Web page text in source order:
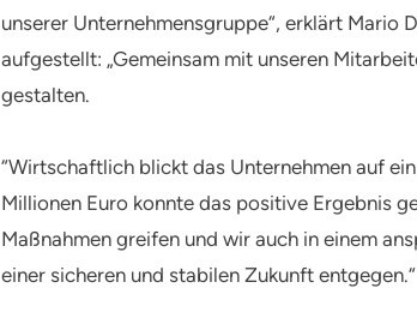
unserer Unternehmensgruppe“, erklärt Mario
aufgestellt: „Gemeinsam mit unseren
gestalten.
“Wirtschaftlich blickt das Unternehmen auf
Millionen Euro konnte das positive Ergebnis
Maßnahmen greifen und wir auch in einem
einer sicheren und stabilen Zukunft entgegen.“